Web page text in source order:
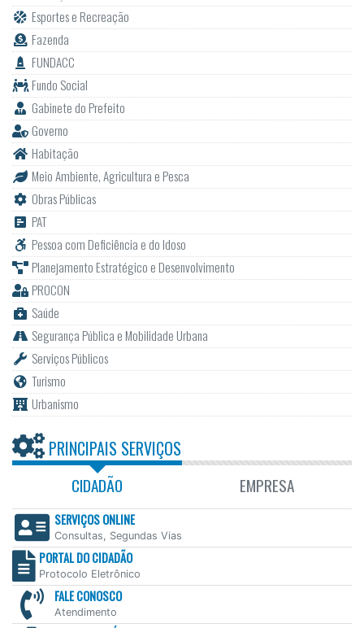
Esportes e Recreação
Fazenda
FUNDACC
Fundo Social
Gabinete do Prefeito
Governo
Habitação
Meio Ambiente, Agricultura e Pesca
Obras Públicas
PAT
Pessoa com Deficiência e do Idoso
Planejamento Estratégico e Desenvolvimento
PROCON
Saúde
Segurança Pública e Mobilidade Urbana
Serviços Públicos
Turismo
Urbanismo
PRINCIPAIS SERVIÇOS
CIDADÃO EMPRESA
SERVIÇOS ONLINE
Consultas, Segundas Vias
PORTAL DO CIDADÃO
Protocolo Eletrônico
FALE CONOSCO
Atendimento